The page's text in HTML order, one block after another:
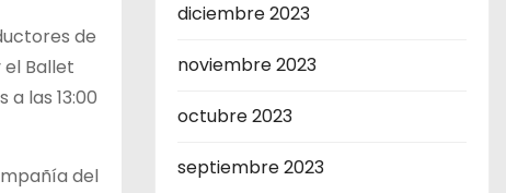
de
Ballet
las 13:00
del
diciembre 2023
noviembre 2023
octubre 2023
septiembre 2023